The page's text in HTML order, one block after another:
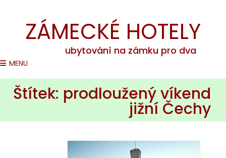
ZÁMECKÉ HOTELY
ubytování na zámku pro dva
MENU
Štítek: prodloužený víkend
jižní Čechy